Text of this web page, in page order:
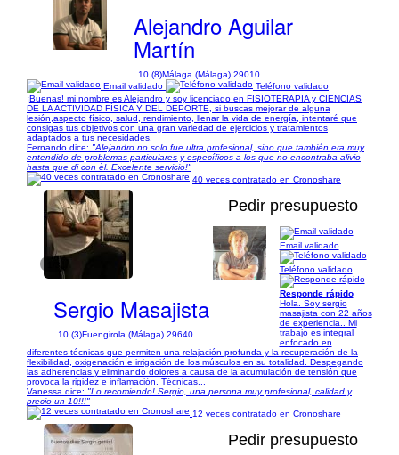
Alejandro Aguilar
Martín
10 (8)Málaga (Málaga) 29010
Email validado
Teléfono validado
¡Buenas! mi nombre es Alejandro y soy licenciado en FISIOTERAPIA y CIENCIAS
DE LA ACTIVIDAD FÍSICA Y DEL DEPORTE, si buscas mejorar de alguna
lesión,aspecto físico, salud, rendimiento, llenar la vida de energía, intentaré que
consigas tus objetivos con una gran variedad de ejercicios y tratamientos
adaptados a tus necesidades.
Fernando dice: "Alejandro no solo fue ultra profesional, sino que también era muy
entendido de problemas particulares y específicos a los que no encontraba alivio
hasta que di con èl. Excelente servicio!"
40 veces contratado en Cronoshare
1/3
Pedir presupuesto
Sergio Masajista
10 (3)Fuengirola (Málaga) 29640
Email validado
Teléfono validado
Responde rápido
Hola. Soy sergio
masajista con 22 años
de experiencia.. Mi
trabajo es integral
enfocado en
diferentes técnicas que permiten una relajación profunda y la recuperación de la
flexibilidad, oxigenación e irrigación de los músculos en su totalidad. Despegando
las adherencias y eliminando dolores a causa de la acumulación de tensión que
provoca la rigidez e inflamación. Técnicas...
Vanessa dice: "Lo recomiendo! Sergio, una persona muy profesional, calidad y
precio un 10!!!"
12 veces contratado en Cronoshare
Pedir presupuesto